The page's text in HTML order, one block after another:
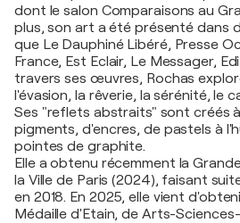
dont le salon Comparaisons au
plus, son art a été présenté dans
que Le Dauphiné Libéré, Presse
France, Est Eclair, Le Messager,
travers ses œuvres, Rochas
l'évasion, la rêverie, la sérénité, le
Ses "reflets abstraits" sont créés
pigments, d'encres, de pastels à
pointes de graphite.
Elle a obtenu récemment la
la Ville de Paris (2024), faisant
en 2018. En 2025, elle vient
Médaille d'Etain, de Arts-